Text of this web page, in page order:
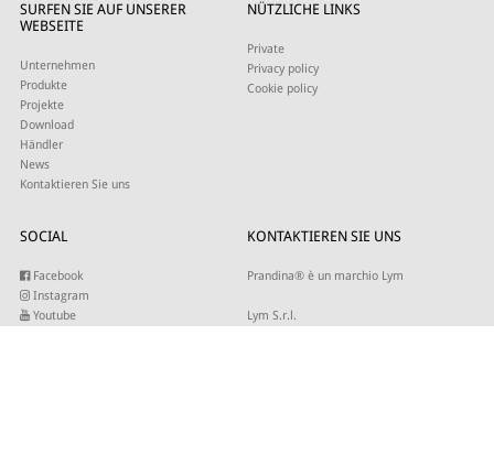
SURFEN SIE AUF UNSERER
WEBSEITE
Unternehmen
Produkte
Projekte
Download
Händler
News
Kontaktieren Sie uns
NÜTZLICHE LINKS
Private
Privacy policy
Cookie policy
SOCIAL
Facebook
Instagram
Youtube
KONTAKTIEREN SIE UNS
Prandina® è un marchio Lym
Lym S.r.l.